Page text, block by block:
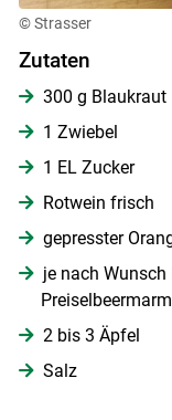
© Strasser
Zutaten
300 g Blaukraut
1 Zwiebel
1 EL Zucker
Rotwein frisch
gepresster
je nach
2 bis 3 Äpfel
Salz